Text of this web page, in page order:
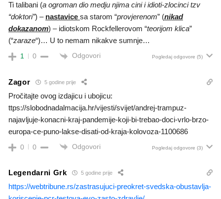
Ti talibani (a ogroman dio medju njima cini i idioti-zlocinci tzv
“doktori”) – nastavice sa starom “provjerenom” (nikad
dokazanom) – idiotskom Rockfellerovom “teorijom klica”
(“zaraze“)… U to nemam nikakve sumnje…
1 0 Odgovori Pogledaj odgovore (5)
Zagor 5 godine prije
Pročitajte ovog izdajicu i ubojicu:
ttps://slobodnadalmacija.hr/vijesti/svijet/andrej-trampuz-
najavljuje-konacni-kraj-pandemije-koji-bi-trebao-doci-vrlo-brzo-
europa-ce-puno-lakse-disati-od-kraja-kolovoza-1100686
0 0 Odgovori Pogledaj odgovore (3)
Legendarni Grk 5 godine prije
https://webtribune.rs/zastrasujuci-preokret-svedska-obustavlja-